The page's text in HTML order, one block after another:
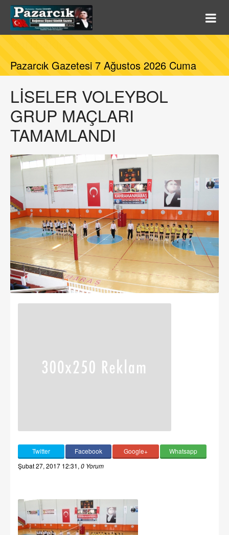
Pazarcık Gazetesi 7 Ağustos 2026 Cuma
LİSELER VOLEYBOL
GRUP MAÇLARI
TAMAMLANDI
Twitter Facebook Google+
Whatsapp
Şubat 27, 2017 12:31,0 Yorum